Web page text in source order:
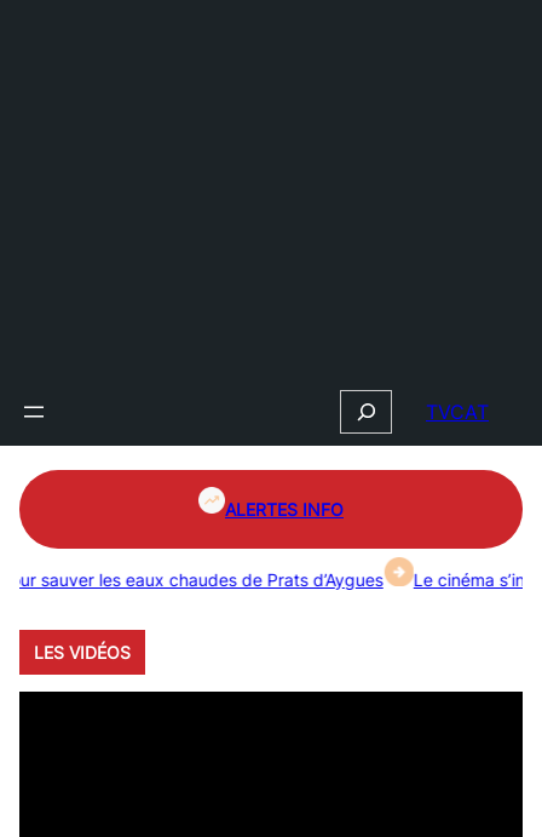
Search TVCAT
ALERTES INFO
les eaux chaudes de Prats d’Aygues Le cinéma s’invite à la
LES VIDÉOS